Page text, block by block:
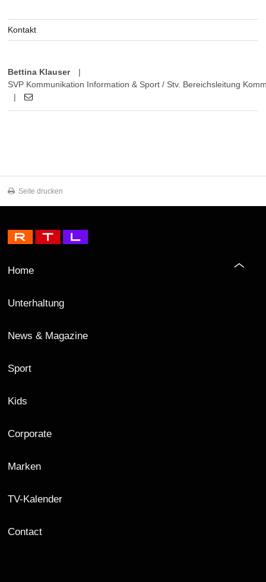
Kontakt
Bettina Klauser
|
SVP Kommunikation Information & Sport / Stv. Bereichsleitung
|
Seite drucken
Home
Unterhaltung
News & Magazine
Sport
Kids
Corporate
Marken
TV-Kalender
Contact